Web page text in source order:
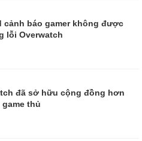
cảnh báo gamer không được
lỗi Overwatch
đã sở hữu cộng đồng hơn
game thủ